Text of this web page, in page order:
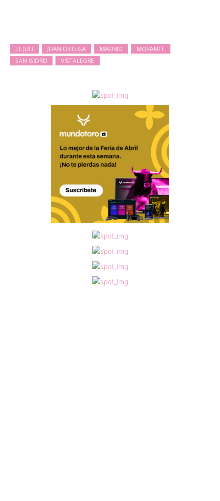
EL JULI JUAN ORTEGA MADRID
MORANTE
SAN ISIDRO
VISTALEGRE